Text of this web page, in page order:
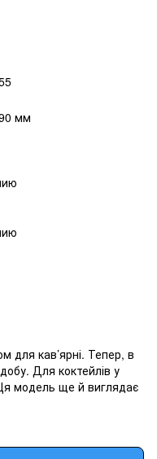
мм
для кав’ярні. Тепер, в
Для коктейлів у
модель ще й виглядає